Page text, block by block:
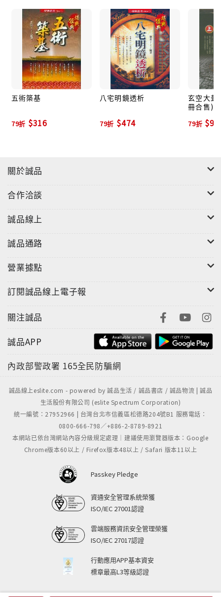
五術築基
79折 $316
八宅明鏡透析
79折 $474
玄空大卦
冊合售)
79折
關於誠品
合作洽談
誠品線上
誠品通路
營業據點
訂閱誠品線上電子報
關注誠品
誠品APP
內政部警政署 165全民防騙網
誠品線上eslite.com - powered by 誠品生活 / 誠品書店 / 誠品物流 | 誠品
生活股份有限公司 (eslite Spectrum Corporation)
統一編號：27952966 | 台灣台北市信義區松德路204號B1 服務電話：
0800-666-798／+886-2-8789-8921
本網站已依台灣網站內容分級規定處理｜建議使用瀏覽器版本：Google
Chrome版本60以上 / Firefox版本48以上 / Safari 版本11以上
Passkey Pledge
資通安全管理系統榮獲
ISO/IEC 27001認證
雲端服務資訊安全管理榮獲
ISO/IEC 27017認證
行動應用APP基本資安
標章最高L3等級認證